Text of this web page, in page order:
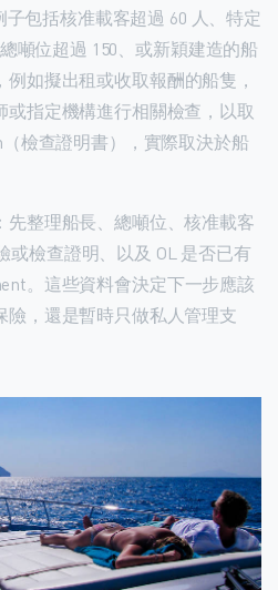
包括核准載客超過 60 人、特定
噸位超過 150、或新穎建造的船
如擬出租或收取報酬的船隻，
指定機構進行相關檢查，以取
檢查證明書），實際取決於船
整理船長、總噸位、核准載客
或檢查證明、以及 OL 是否已有
。這些資料會決定下一步應該
險，還是暫時只做私人管理支